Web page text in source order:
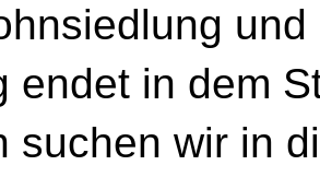
endet in dem
suchen wir in